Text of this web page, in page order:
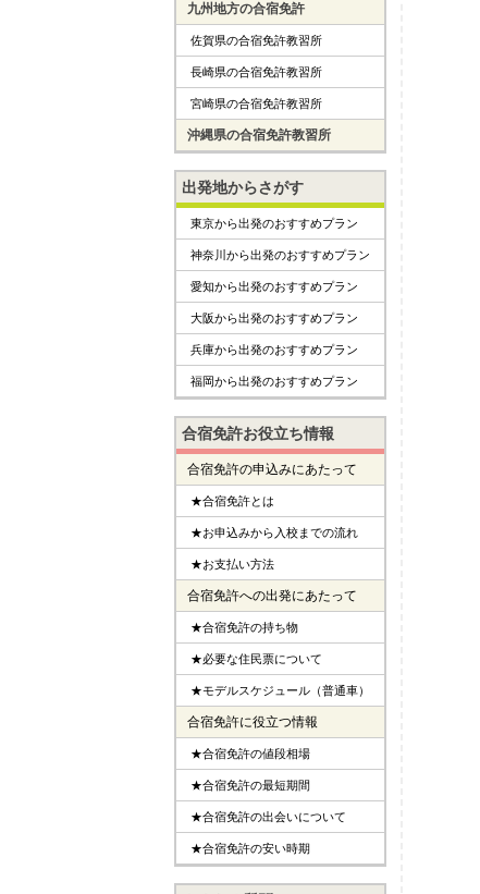
九州地方の合宿免許
佐賀県の合宿免許教習所
長崎県の合宿免許教習所
宮崎県の合宿免許教習所
沖縄県の合宿免許教習所
出発地からさがす
東京から出発のおすすめプラン
神奈川から出発のおすすめプラン
愛知から出発のおすすめプラン
大阪から出発のおすすめプラン
兵庫から出発のおすすめプラン
福岡から出発のおすすめプラン
合宿免許お役立ち情報
合宿免許の申込みにあたって
★合宿免許とは
★お申込みから入校までの流れ
★お支払い方法
合宿免許への出発にあたって
★合宿免許の持ち物
★必要な住民票について
★モデルスケジュール（普通車）
合宿免許に役立つ情報
★合宿免許の値段相場
★合宿免許の最短期間
★合宿免許の出会いについて
★合宿免許の安い時期